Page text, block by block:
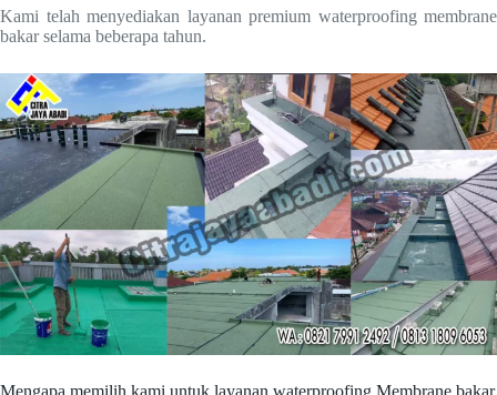
Kami telah menyediakan layanan premium waterproofing membrane
bakar selama beberapa tahun.
Mengapa memilih kami untuk layanan waterproofing Membrane bakar